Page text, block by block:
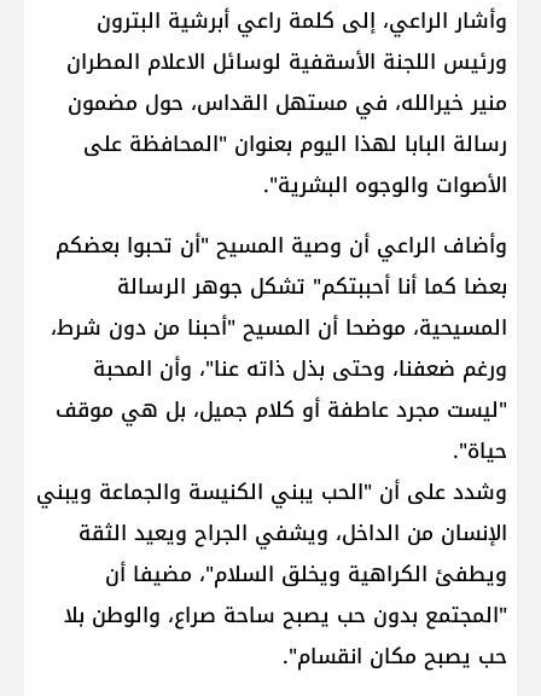
وأشار الراعي، إلى كلمة راعي أبرشية البترون
ورئيس اللجنة الأسقفية لوسائل الاعلام المطران
منير خيرالله، في مستهل القداس، حول مضمون
رسالة البابا لهذا اليوم بعنوان "المحافظة على
الأصوات والوجوه البشرية".
وأضاف الراعي أن وصية المسيح "أن تحبوا بعضكم
بعضا كما أنا أحببتكم" تشكل جوهر الرسالة
المسيحية، موضحا أن المسيح "أحبنا من دون شرط،
ورغم ضعفنا، وحتى بذل ذاته عنا"، وأن المحبة
"ليست مجرد عاطفة أو كلام جميل، بل هي موقف
حياة".
وشدد على أن "الحب يبني الكنيسة والجماعة ويبني
الإنسان من الداخل، ويشفي الجراح ويعيد الثقة
ويطفئ الكراهية ويخلق السلام"، مضيفا أن
"المجتمع بدون حب يصبح ساحة صراع، والوطن بلا
حب يصبح مكان انقسام".